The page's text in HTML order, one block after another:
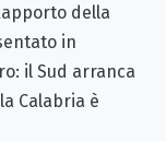
della
in
il Sud arranca
Calabria è